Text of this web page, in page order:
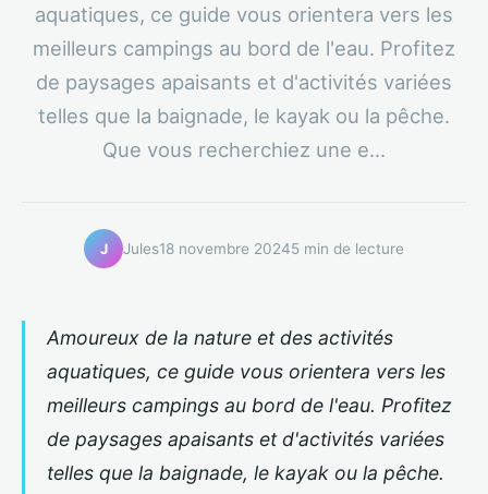
aquatiques, ce guide vous orientera vers les
meilleurs campings au bord de l'eau. Profitez
de paysages apaisants et d'activités variées
telles que la baignade, le kayak ou la pêche.
Que vous recherchiez une e...
J Jules18 novembre 20245 min de lecture
Amoureux de la nature et des activités
aquatiques, ce guide vous orientera vers les
meilleurs campings au bord de l'eau. Profitez
de paysages apaisants et d'activités variées
telles que la baignade, le kayak ou la pêche.